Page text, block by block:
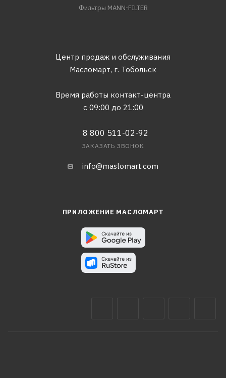
Фильтры MANN-FILTER
Центр продаж и обслуживания
Масломарт, г. Тобольск
Время работы контакт-центра
с 09:00 до 21:00
8 800 511-02-92
ЗАКАЗАТЬ ЗВОНОК
info@maslomart.com
ПРИЛОЖЕНИЕ МАСЛОМАРТ